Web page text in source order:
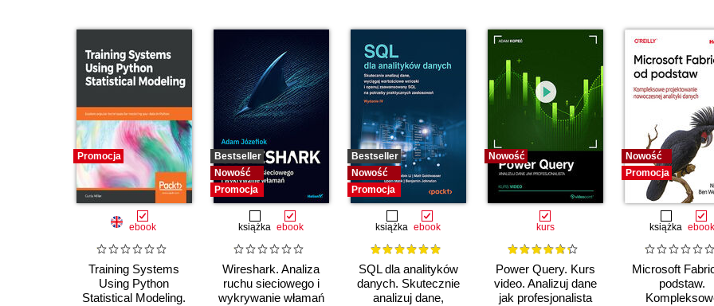
Promocja
ebook
Training Systems
Using Python
Statistical Modeling.
Bestseller
Nowość
Promocja
książka ebook
Wireshark. Analiza
ruchu sieciowego i
wykrywanie włamań
Bestseller
Nowość
Promocja
książka ebook
SQL dla analityków
danych. Skutecznie
analizuj dane,
Nowość
kurs
Power Query. Kurs
video. Analizuj dane
jak profesjonalista
Nowość
Promocja
książka ebook
Microsoft
podstaw.